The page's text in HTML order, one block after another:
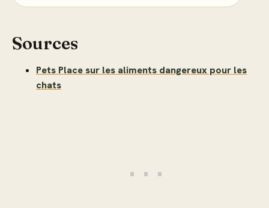
Sources
Pets Place sur les aliments dangereux pour les
chats